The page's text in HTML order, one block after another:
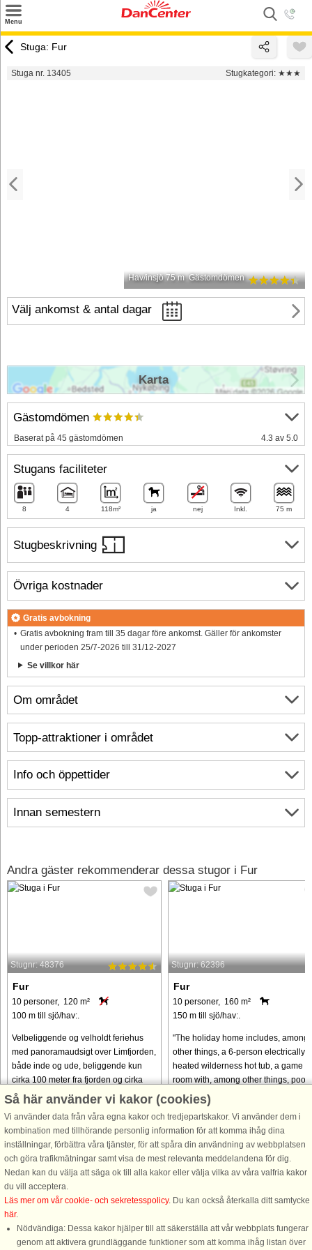
Menu
Tilbud
Stuga: Fur
Stuga nr. 13405 Stugkategori: ★★★
Hav/insjö 75 m Gästomdömen
Välj ankomst & antal dagar
Stugbeskrivning
Om området
Info och öppettider
Innan semestern
Gästomdömen
Baserat på 45 gästomdömen 4.3 av 5.0
Stugans faciliteter
8 4 118m² ja nej Inkl. 75 m
Övriga kostnader
Gratis avbokning
Gratis avbokning fram till 35 dagar före ankomst. Gäller för ankomster
under perioden 25/7-2026 till 31/12-2027
Se villkor här
Karta
Topp-attraktioner i området
Andra gäster rekommenderar dessa stugor i Fur
Stugnr: 48376
Fur
10 personer, 120 m²
100 m till sjö/hav:.
Velbeliggende og velholdt feriehus
med panoramaudsigt over Limfjorden,
både inde og ude, beliggende kun
cirka 100 meter fra fjorden og cirka
900 meter fra færgeterminalen ved
udeareal/have ...
från 5.538 SEK
Stugnr: 62396
Fur
10 personer, 160 m²
150 m till sjö/hav:.
"The holiday home includes, among
other things, a 6-person electrically
heated wilderness hot tub, a game
room with, among other things, pool
and table football. The entire
is located about 150 ...
från 13.157 SEK
Så här använder vi kakor (cookies)
Vi använder data från våra egna kakor och tredjepartskakor. Vi använder dem i
kombination med tillhörande personlig information för att komma ihåg dina
inställningar, förbättra våra tjänster, för att spåra din användning av webbplatsen
och göra trafikmätningar samt visa de mest relevanta meddelandena för dig.
Nedan kan du välja att säga ok till alla kakor eller välja vilka av våra valfria kakor
du vill acceptera.
Läs mer om vår cookie- och sekretesspolicy. Du kan också återkalla ditt samtycke
här.
Nödvändiga: Dessa kakor hjälper till att säkerställa att vår webbplats fungerar
genom att aktivera grundläggande funktioner som att komma ihåg listan över